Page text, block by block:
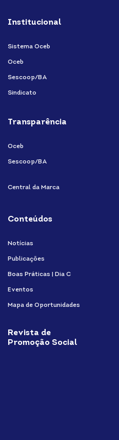
Institucional
Sistema Oceb
Oceb
Sescoop/BA
Sindicato
Transparência
Oceb
Sescoop/BA
Central da Marca
Conteúdos
Notícias
Publicações
Boas Práticas | Dia C
Eventos
Mapa de Oportunidades
Revista de
Promoção Social